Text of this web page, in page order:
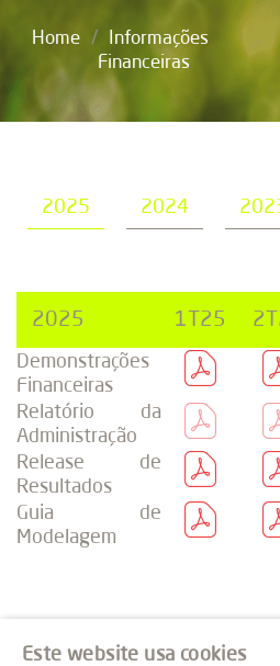
Home /
Informações
Financeiras
2025 2024
2025 1T25
Demonstrações
Financeiras
Relatório da
Administração
Release de
Resultados
Guia de
Modelagem
Este website usa cookies